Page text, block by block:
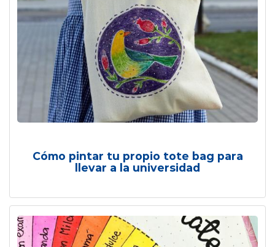
Cómo pintar tu propio tote bag para
llevar a la universidad